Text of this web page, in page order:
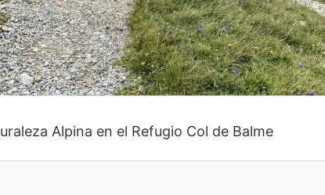
Alpina en el Refugio Col de Balme